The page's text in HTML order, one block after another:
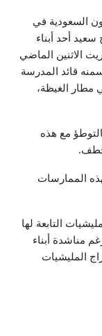
السعودية في
أحد أبناء
الاثنين الماضي
قائد المدرسة
مطار الغيظة،
مع هذه
الممارسات
التابعة لها
مناشدة أبناء
المليشيات